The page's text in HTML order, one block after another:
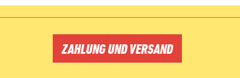
ZAHLUNG UND VERSAND